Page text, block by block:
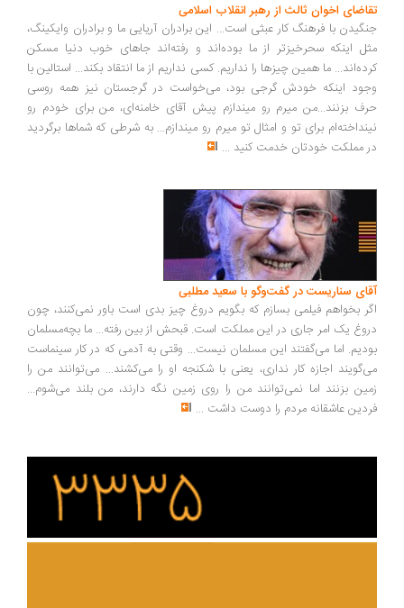
اخوان ثالث از رهبر انقلاب اسلامی
با فرهنگ کار عبثی است... این برادران آریایی ما و برادران وایکینگ،
اینکه سحرخیزتر از ما بوده‌اند و رفته‌اند جاهای خوب دنیا مسکن
ما همین چیزها را نداریم. کسی نداریم از ما انتقاد بکند... استالین با
اینکه خودش گرجی بود، می‌خواست در گرجستان نیز همه روسی
بزنند...من میرم رو میندازم پیش آقای خامنه‌ای، من برای خودم رو
برای تو و امثال تو میرم رو میندازم... به شرطی که شماها برگردید
مملکت خودتان خدمت کنید...
سناریست در گفت‌وگو با سعید مطلبی
بخواهم فیلمی بسازم که بگویم دروغ چیز بدی است باور نمی‌کنند، چون
یک امر جاری در این مملکت است. قبحش از بین رفته... ما بچه‌مسلمان
اما می‌گفتند این مسلمان نیست... وقتی به آدمی که در کار سینماست
اجازه کار نداری، یعنی با شکنجه او را می‌کشند... می‌توانند من را
بزنند اما نمی‌توانند من را روی زمین نگه دارند، من بلند می‌شوم...
عاشقانه مردم را دوست داشت ...